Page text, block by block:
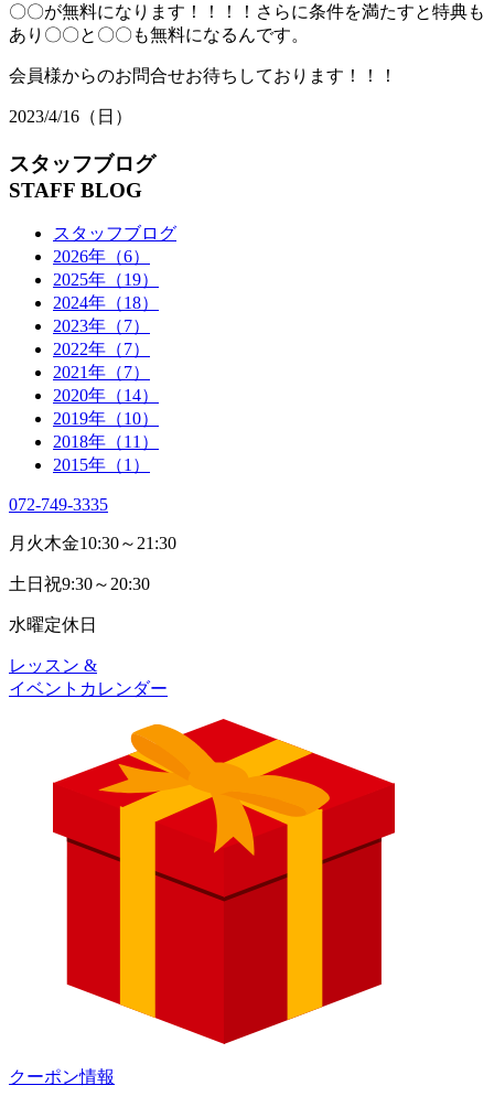
〇〇が無料になります！！！！さらに条件を満たすと特典も
あり〇〇と〇〇も無料になるんです。
会員様からのお問合せお待ちしております！！！
2023/4/16（日）
スタッフブログ
STAFF BLOG
スタッフブログ
2026年（6）
2025年（19）
2024年（18）
2023年（7）
2022年（7）
2021年（7）
2020年（14）
2019年（10）
2018年（11）
2015年（1）
072-749-3335
月火木金10:30～21:30
土日祝9:30～20:30
水曜定休日
レッスン &
イベントカレンダー
クーポン情報